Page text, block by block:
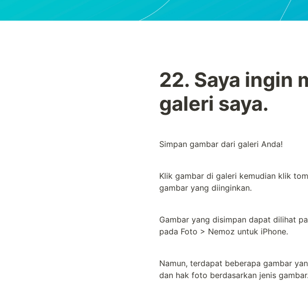
22. Saya ingin
galeri saya.
Simpan gambar dari galeri Anda!
Klik gambar di galeri kemudian klik
gambar yang diinginkan.
Gambar yang disimpan dapat dilihat
pada Foto > Nemoz untuk iPhone.
Namun, terdapat beberapa gambar
dan hak foto berdasarkan jenis gambar.